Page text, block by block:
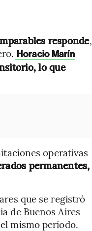
responde,
Horacio Marín
lo que
operativas
permanentes,
que se registró
de Buenos Aires
mismo período.